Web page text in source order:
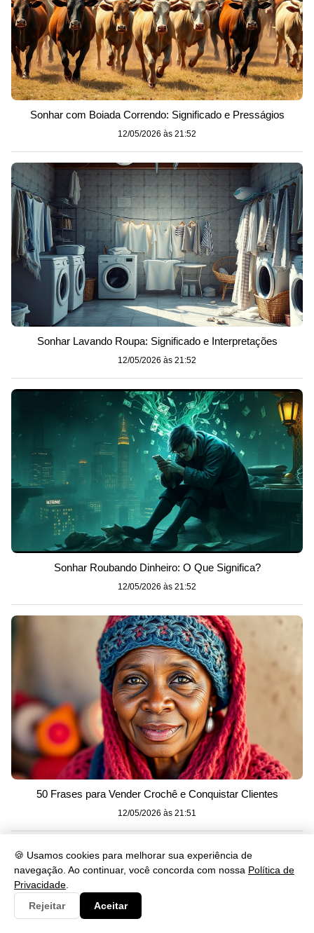
🍪 Usamos cookies para melhorar sua experiência de
navegação. Ao continuar, você concorda com nossa Política de
Privacidade
Rejeitar
Aceitar
Sonhar com Boiada Correndo: Significado e Presságios
12/05/2026 às 21:52
Sonhar Lavando Roupa: Significado e Interpretações
12/05/2026 às 21:52
Sonhar Roubando Dinheiro: O Que Significa?
12/05/2026 às 21:52
50 Frases para Vender Crochê e Conquistar Clientes
12/05/2026 às 21:51
Categorias
Clima
Consulta